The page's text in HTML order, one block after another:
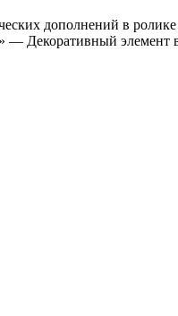
дополнений в
— Декоративный элемент